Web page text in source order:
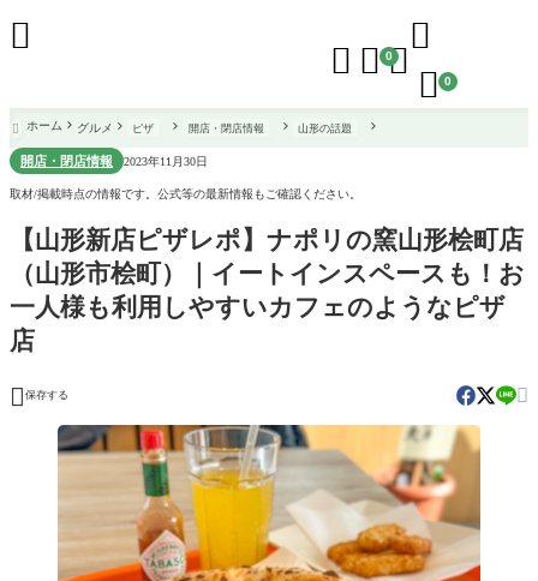
  0

 0

 ホーム グルメ ピザ 開店・閉店情報 山形の話題
開店・閉店情報 2023年11月30日
取材/掲載時点の情報です。公式等の最新情報もご確認ください。
【山形新店ピザレポ】ナポリの窯山形桧町店
（山形市桧町）｜イートインスペースも！お
一人様も利用しやすいカフェのようなピザ
店
 保存する 